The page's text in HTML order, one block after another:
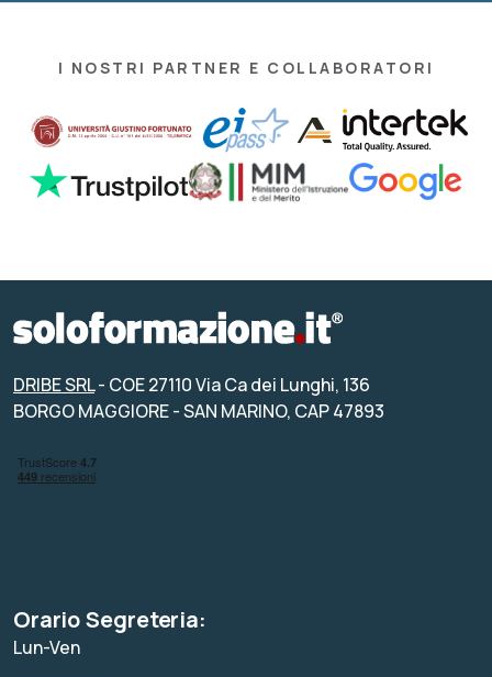
I NOSTRI PARTNER E COLLABORATORI
DRIBE SRL- COE 27110 Via Ca dei Lunghi, 136
BORGO MAGGIORE - SAN MARINO, CAP 47893
Orario Segreteria:
Lun-Ven